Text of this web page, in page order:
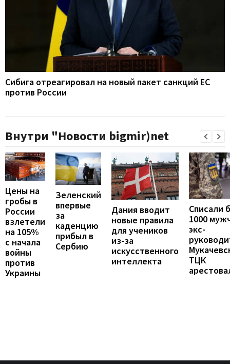
Сибига отреагировал на новый пакет санкций ЕС
против России
Внутри "Новости bigmir)net
Цены на
гробы в
России
взлетели
на 105%
с начала
войны
против
Украины
Зеленский
впервые
за
каденцию
прибыл в
Сербию
Дания вводит
новые правила
для учеников
из-за
искусственного
интеллекта
Списали
1000
экс-
ТЦК